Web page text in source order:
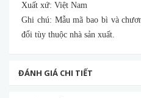
Xuất xứ: Việt Nam
Ghi chú: Mẫu mã bao bì và
đổi tùy thuộc nhà sản xuất.
ĐÁNH GIÁ CHI TIẾT